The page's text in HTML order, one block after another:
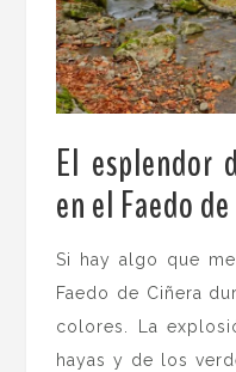
El esplendor
en el Faedo
Si hay algo que
Faedo de Ciñera
colores. La
hayas y de los